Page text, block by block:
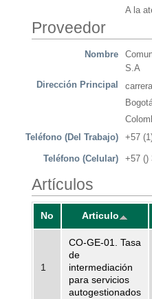
A la
Proveedor
Nombre
S.A
Dirección Principal
Teléfono (Del Trabajo)
+57
Teléfono (Celular) +57 ()
Artículos
No Articulo
1
CO-GE-01. Tasa
de
intermediación
para servicios
autogestionados